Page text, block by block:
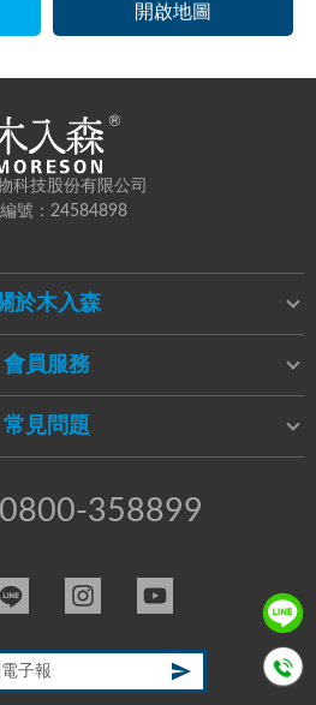
開啟地圖
科技股份有限公司
號：24584898
於木入森
會員服務
常見問題
0800-358899